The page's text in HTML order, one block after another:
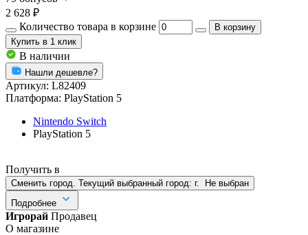
2 628 ₽
Количество товара в корзине
В корзину
Купить в 1 клик
В наличии
Нашли дешевле?
Артикул: L82409
Платформа: PlayStation 5
Nintendo Switch
PlayStation 5
Получить в
Сменить город. Текущий выбранный город: г.
Не выбран
Подробнее
Игрорай Продавец
О магазине